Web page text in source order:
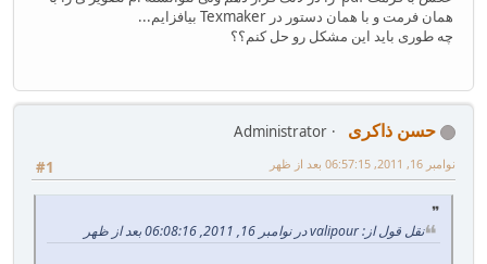
همان فرمت و با همان دستور در Texmaker بیافزایم...
چه طوری باید این مشکل رو حل کنم؟؟
حسن ذاکری
Administrator
#1
نوامبر 16, 2011, 06:57:15 بعد از ظهر
نقل قول از: valipour در نوامبر 16, 2011, 06:08:16 بعد از ظهر